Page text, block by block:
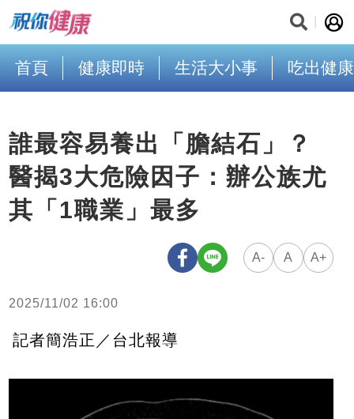
首頁 健康即時 生活大小事 吃出健康
誰最容易養出「膽結石」？
醫揭3大危險因子：辦公族尤
其「1職業」最多
A- A A+
2025/11/02 16:00
記者簡浩正／台北報導